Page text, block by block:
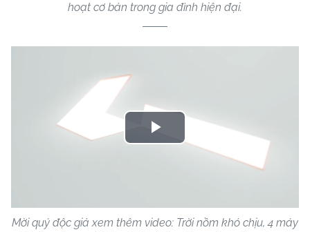
hoạt cơ bản trong gia đình hiện đại.
Play
Mời quý độc giả xem thêm video: Trời nồm khó chịu, 4 máy